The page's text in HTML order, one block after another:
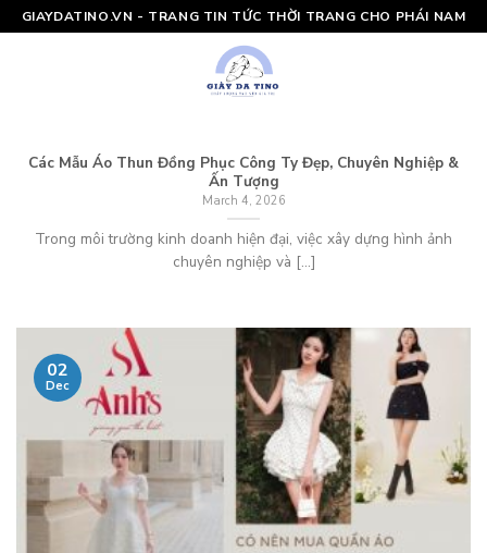
Skip
to
GIAYDATINO.VN - TRANG TIN TỨC THỜI TRANG CHO PHÁI NAM
Các Mẫu Áo Thun Đồng Phục Công Ty Đẹp, Chuyên Nghiệp &
Ấn Tượng
March 4, 2026
Trong môi trường kinh doanh hiện đại, việc xây dựng hình ảnh
chuyên nghiệp và [...]
02
Dec